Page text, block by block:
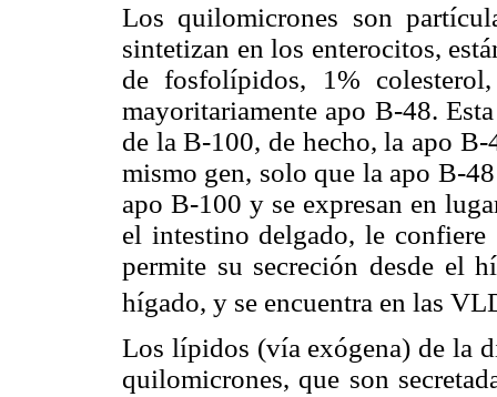
Los quilomicrones son
sintetizan en los enterocitos,
de fosfolípidos, 1%
mayoritariamente apo B-48.
de la B-100, de hecho, la apo
mismo gen, solo que la apo B-
apo B-100 y se expresan en
el intestino delgado, le
permite su secreción desde el
hígado, y se encuentra en las
Los lípidos (vía exógena) de la
quilomicrones, que son